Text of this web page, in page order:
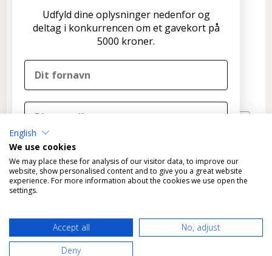
Formervangen 17
2600 Glostrup
Nyhedsbrev
*Fragtfri levering gælder KUN varer, der kan leveres som
standardpakke til GLS pakkeshops.
English
We use cookies
We may place these for analysis of our visitor data, to improve our
website, show personalised content and to give you a great website
experience. For more information about the cookies we use open the
settings.
Accept all
No, adjust
Deny
Udfyld dine oplysninger nedenfor og
deltag i konkurrencen om et gavekort på
5000 kroner.
DELTAG I KONKURRENCEN
Nej tak
samtidig Disconetto' nyhedsbrev og accepterer
Disconetto'
Vi trækker en vinder ved udgangen af året.